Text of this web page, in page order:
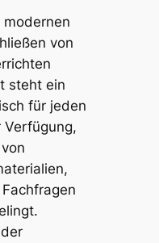
von
steht ein
für jeden
Verfügung,